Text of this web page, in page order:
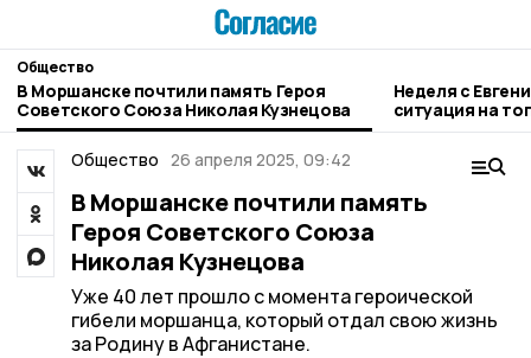
Общество
В Моршанске почтили память Героя
Советского Союза Николая Кузнецова
Неделя с
ситуация на
городе и
Общество 26 апреля 2025, 09:42
В Моршанске почтили память
Героя Советского Союза
Николая Кузнецова
Уже 40 лет прошло с момента героической
гибели моршанца, который отдал свою жизнь
за Родину в Афганистане.